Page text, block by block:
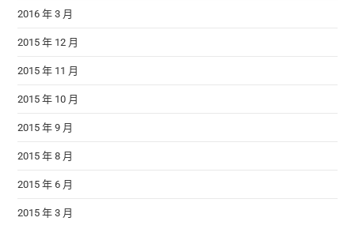
2016 年 3 月
2015 年 12 月
2015 年 11 月
2015 年 10 月
2015 年 9 月
2015 年 8 月
2015 年 6 月
2015 年 3 月